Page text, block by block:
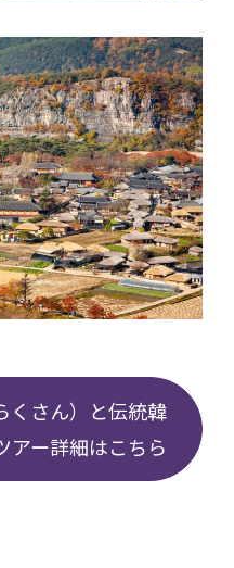
くさん）と伝統韓
アー詳細はこちら